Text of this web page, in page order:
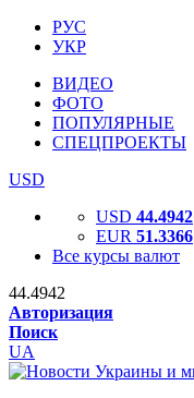
РУС
УКР
ВИДЕО
ФОТО
ПОПУЛЯРНЫЕ
СПЕЦПРОЕКТЫ
USD
USD 44.4942
EUR 51.3366
Все курсы валют
44.4942
Авторизация
Поиск
UA